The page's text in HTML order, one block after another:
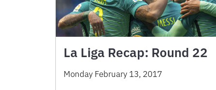
La Liga Recap: Round 22
Monday February 13, 2017